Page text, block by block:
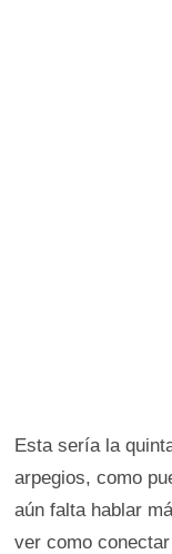
Esta sería la
arpegios, como
aún falta hablar
ver como